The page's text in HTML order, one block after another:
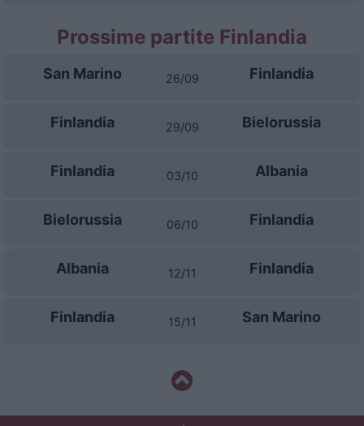
Prossime partite Finlandia
San Marino 26/09 Finlandia
Finlandia 29/09 Bielorussia
Finlandia 03/10 Albania
Bielorussia 06/10 Finlandia
Albania 12/11 Finlandia
Finlandia 15/11 San Marino